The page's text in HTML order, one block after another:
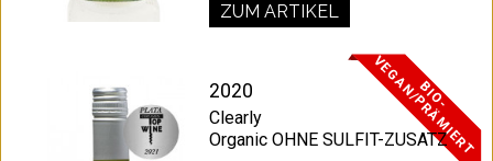
ZUM ARTIKEL
B
I
O
-
V
E
G
A
N
/
P
R
Ä
M
I
E
R
T
2020
Clearly
Organic OHNE SULFIT-ZUSATZ